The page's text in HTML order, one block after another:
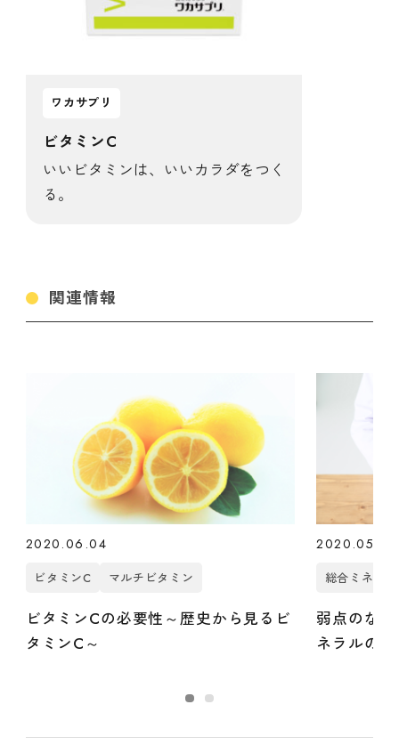
ワカサプリ
ビタミンC
いいビタミンは、いいカラダをつく
る。
関連情報
2020.06.04
ビタミンC マルチビタミン
ビタミンCの必要性～歴史から見るビ
タミンC～
2020.05.04
総合ミネラル
弱点のな
ネラルの